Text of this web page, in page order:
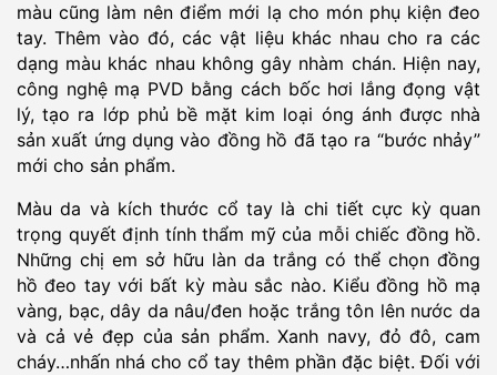
màu cũng làm nên điểm mới lạ cho món phụ kiện đeo
tay. Thêm vào đó, các vật liệu khác nhau cho ra các
dạng màu khác nhau không gây nhàm chán. Hiện nay,
công nghệ mạ PVD bằng cách bốc hơi lắng đọng vật
lý, tạo ra lớp phủ bề mặt kim loại óng ánh được nhà
sản xuất ứng dụng vào đồng hồ đã tạo ra “bước nhảy”
mới cho sản phẩm.
Màu da và kích thước cổ tay là chi tiết cực kỳ quan
trọng quyết định tính thẩm mỹ của mỗi chiếc đồng hồ.
Những chị em sở hữu làn da trắng có thể chọn đồng
hồ đeo tay với bất kỳ màu sắc nào. Kiểu đồng hồ mạ
vàng, bạc, dây da nâu/đen hoặc trắng tôn lên nước da
và cả vẻ đẹp của sản phẩm. Xanh navy, đỏ đô, cam
cháy…nhấn nhá cho cổ tay thêm phần đặc biệt. Đối với